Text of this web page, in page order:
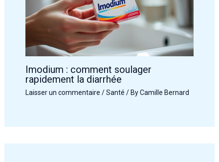
Imodium : comment soulager
rapidement la diarrhée
Laisser un commentaire /Santé / ByCamille Bernard